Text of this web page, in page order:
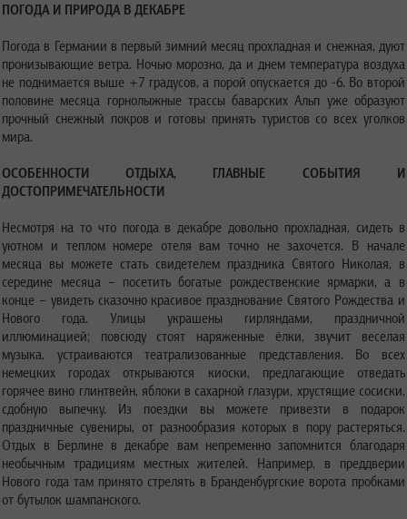
ПОГОДА И ПРИРОДА В ДЕКАБРЕ
Погода в Германии в первый зимний месяц прохладная и снежная, дуют
пронизывающие ветра. Ночью морозно, да и днем температура воздуха
не поднимается выше +7 градусов, а порой опускается до -6. Во второй
половине месяца горнолыжные трассы баварских Альп уже образуют
прочный снежный покров и готовы принять туристов со всех уголков
мира.
ОСОБЕННОСТИ ОТДЫХА, ГЛАВНЫЕ СОБЫТИЯ И
ДОСТОПРИМЕЧАТЕЛЬНОСТИ
Несмотря на то что погода в декабре довольно прохладная, сидеть в
уютном и теплом номере отеля вам точно не захочется. В начале
месяца вы можете стать свидетелем праздника Святого Николая, в
середине месяца – посетить богатые рождественские ярмарки, а в
конце – увидеть сказочно красивое празднование Святого Рождества и
Нового года. Улицы украшены гирляндами, праздничной
иллюминацией; повсюду стоят наряженные ёлки, звучит веселая
музыка, устраиваются театрализованные представления. Во всех
немецких городах открываются киоски, предлагающие отведать
горячее вино глинтвейн, яблоки в сахарной глазури, хрустящие сосиски,
сдобную выпечку. Из поездки вы можете привезти в подарок
праздничные сувениры, от разнообразия которых в пору растеряться.
Отдых в Берлине в декабре вам непременно запомнится благодаря
необычным традициям местных жителей. Например, в преддверии
Нового года там принято стрелять в Бранденбургские ворота пробками
от бутылок шампанского.